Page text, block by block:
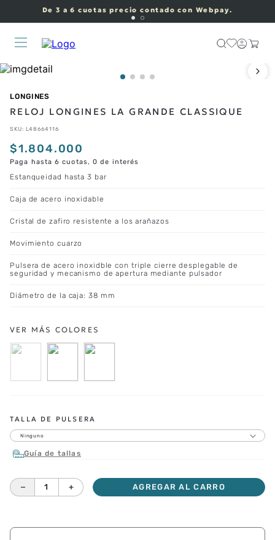
De 3 a 6 cuotas precio contado con Webpay.
LONGINES
RELOJ LONGINES LA GRANDE CLASSIQUE
SKU: L48664116
$1.804.000
Paga hasta 6 cuotas, 0 de interés
Estanqueidad hasta 3 bar
Caja de acero inoxidable
Cristal de zafiro resistente a los arañazos
Movimiento cuarzo
Pulsera de acero inoxidble con triple cierre desplegable de
seguridad y mecanismo de apertura mediante pulsador
Diámetro de la caja: 38 mm
TALLA DE PULSERA
Ninguno
Guía de tallas
＋
－ AGREGAR AL CARRO